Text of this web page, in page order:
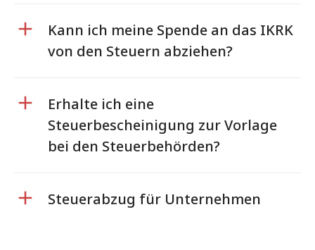
Kann ich meine Spende an das IKRK
von den Steuern abziehen?
Erhalte ich eine
Steuerbescheinigung zur Vorlage
bei den Steuerbehörden?
Steuerabzug für Unternehmen